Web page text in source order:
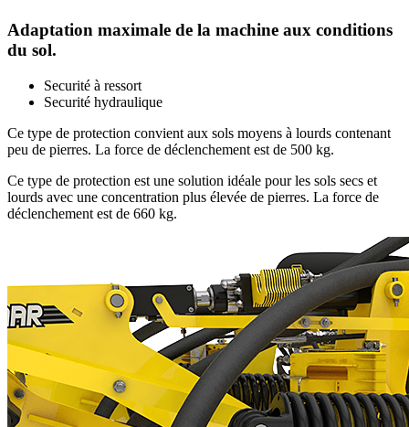
Adaptation maximale de la machine aux conditions
du sol.
Securité à ressort
Securité hydraulique
Ce type de protection convient aux sols moyens à lourds contenant
peu de pierres. La force de déclenchement est de 500 kg.
Ce type de protection est une solution idéale pour les sols secs et
lourds avec une concentration plus élevée de pierres. La force de
déclenchement est de 660 kg.